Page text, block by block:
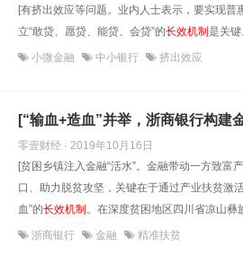
[有挤出效应等问题。业内人士表示，要实现普
立“敢贷、愿贷、能贷、会贷”的长效机制是关
小微金融 中小银行 挤出效应
[“输血+造血”并举，浙商银行构建
零壹财经 · 2019年10月16日
[贫困乡镇注入金融“活水”。金融带动一方致富
口、助力脱贫攻坚，关键在于通过产业扶贫激
血”的长效机制。在深度贫困地区四川省凉山彝
浙商银行 金融 精准扶贫